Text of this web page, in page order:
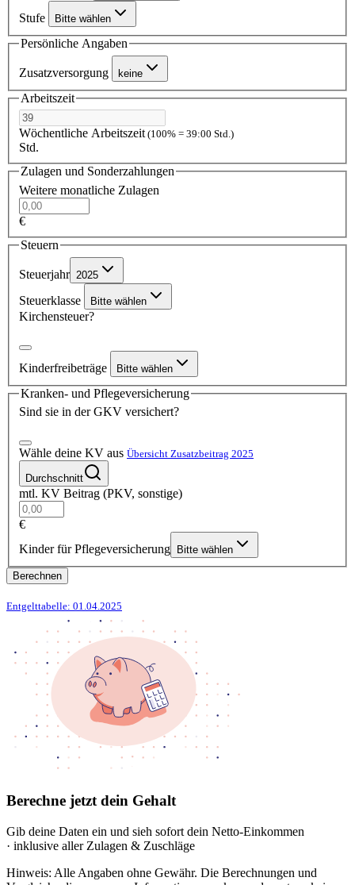
Stufe Bitte wählen
Persönliche Angaben
Zusatzversorgung keine
Arbeitszeit
Wöchentliche Arbeitszeit(100% = 39:00 Std.)
Std.
Zulagen und Sonderzahlungen
Weitere monatliche Zulagen
€
Steuern
Steuerjahr 2025
Steuerklasse Bitte wählen
Kirchensteuer?
Kinderfreibeträge Bitte wählen
Kranken- und Pflegeversicherung
Sind sie in der GKV versichert?
Wähle deine KV aus Übersicht Zusatzbeitrag 2025
Durchschnitt
mtl. KV Beitrag (PKV, sonstige)
€
Kinder für Pflegeversicherung
Bitte wählen
Berechnen
Entgelttabelle: 01.04.2025
Berechne jetzt dein Gehalt
Gib deine Daten ein und sieh sofort dein Netto-Einkommen
· inklusive aller Zulagen & Zuschläge
Hinweis: Alle Angaben ohne Gewähr. Die Berechnungen und